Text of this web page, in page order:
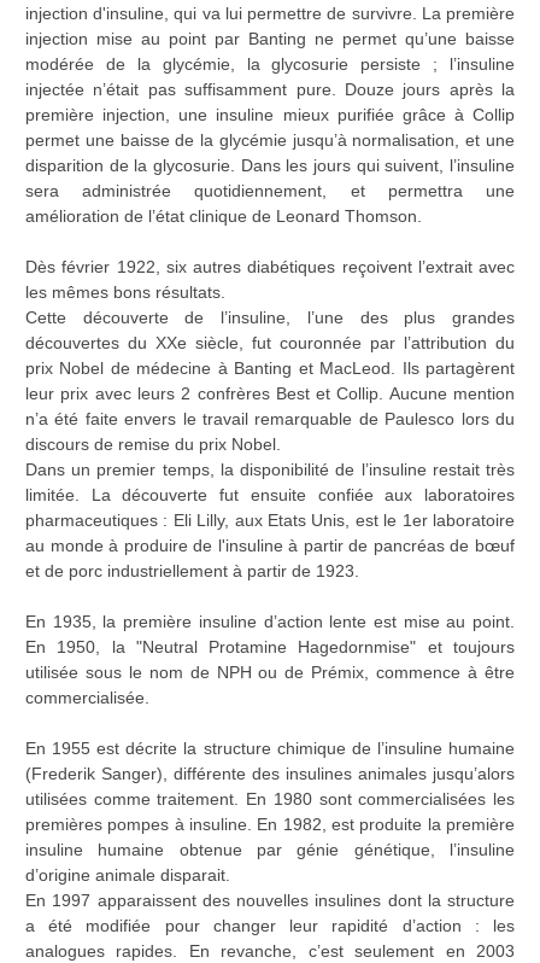
injection d'insuline, qui va lui permettre de survivre. La première
injection mise au point par Banting ne permet qu’une baisse
modérée de la glycémie, la glycosurie persiste ; l’insuline
injectée n’était pas suffisamment pure. Douze jours après la
première injection, une insuline mieux purifiée grâce à Collip
permet une baisse de la glycémie jusqu’à normalisation, et une
disparition de la glycosurie. Dans les jours qui suivent, l’insuline
sera administrée quotidiennement, et permettra une
amélioration de l’état clinique de Leonard Thomson.
Dès février 1922, six autres diabétiques reçoivent l’extrait avec
les mêmes bons résultats.
Cette découverte de l’insuline, l’une des plus grandes
découvertes du XXe siècle, fut couronnée par l’attribution du
prix Nobel de médecine à Banting et MacLeod. Ils partagèrent
leur prix avec leurs 2 confrères Best et Collip. Aucune mention
n’a été faite envers le travail remarquable de Paulesco lors du
discours de remise du prix Nobel.
Dans un premier temps, la disponibilité de l’insuline restait très
limitée. La découverte fut ensuite confiée aux laboratoires
pharmaceutiques : Eli Lilly, aux Etats Unis, est le 1er laboratoire
au monde à produire de l'insuline à partir de pancréas de bœuf
et de porc industriellement à partir de 1923.
En 1935, la première insuline d’action lente est mise au point.
En 1950, la "Neutral Protamine Hagedornmise" et toujours
utilisée sous le nom de NPH ou de Prémix, commence à être
commercialisée.
En 1955 est décrite la structure chimique de l’insuline humaine
(Frederik Sanger), différente des insulines animales jusqu’alors
utilisées comme traitement. En 1980 sont commercialisées les
premières pompes à insuline. En 1982, est produite la première
insuline humaine obtenue par génie génétique, l’insuline
d’origine animale disparait.
En 1997 apparaissent des nouvelles insulines dont la structure
a été modifiée pour changer leur rapidité d’action : les
analogues rapides. En revanche, c’est seulement en 2003